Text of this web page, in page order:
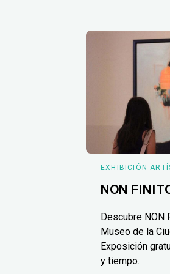
EXHIBICIÓN
NON
Descubre NON
Museo de la
Exposición
y tiempo.